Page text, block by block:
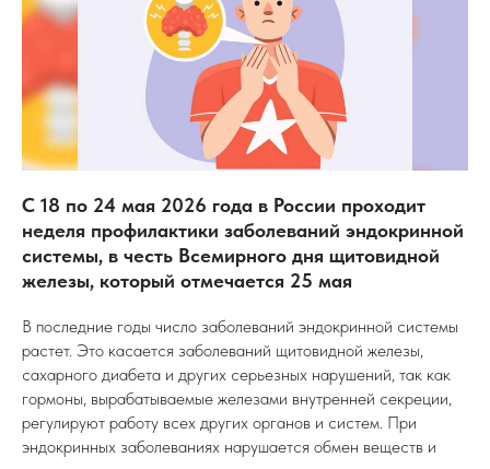
С 18 по 24 мая 2026 года в России проходит
неделя профилактики заболеваний эндокринной
системы, в честь Всемирного дня щитовидной
железы, который отмечается 25 мая
В последние годы число заболеваний эндокринной системы
растет. Это касается заболеваний щитовидной железы,
сахарного диабета и других серьезных нарушений, так как
гормоны, вырабатываемые железами внутренней секреции,
регулируют работу всех других органов и систем. При
эндокринных заболеваниях нарушается обмен веществ и